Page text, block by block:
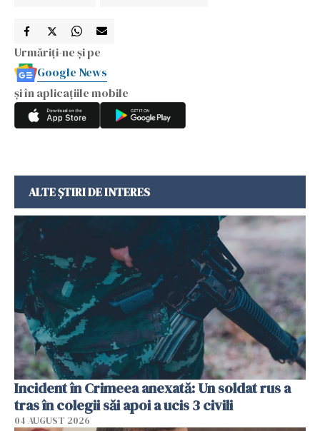
Urmăriți-ne și pe
Google News
și în aplicațiile mobile
ALTE ȘTIRI DE INTERES
Incident în Crimeea anexată: Un soldat rus a
tras în colegii săi apoi a ucis 3 civili
04 AUGUST 2026